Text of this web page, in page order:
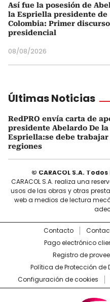
Así fue la posesión de
la Espriella presidente de
Colombia: Primer discurso
presidencial
08/08/2026
Últimas Noticias
RedPRO envía carta de
presidente Abelardo De la
Espriella:se debe trabajar
regiones
© CARACOL S.A.
CARACOL S.A. realiza una
usos de las obras y otras
web a medios de lectura
Contacto
Pago electrónico
Registro de
Política de Protección de
Configuración de cookies